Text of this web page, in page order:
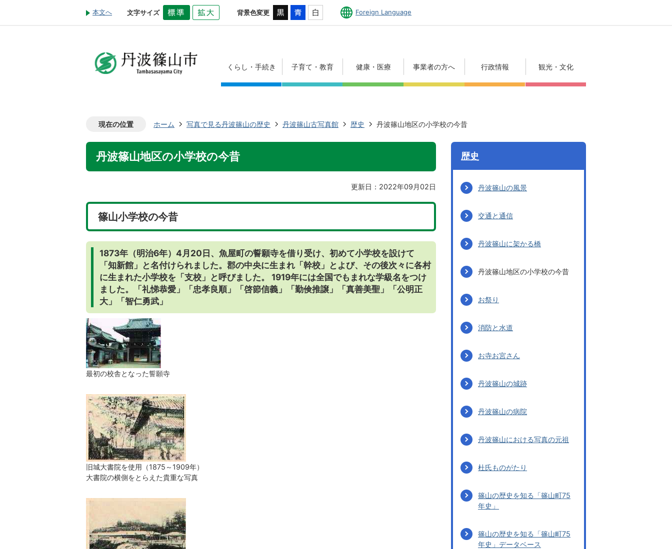
本文へ 文字サイズ 背景色変更 Foreign Language
くらし・手続き 子育て・教育 健康・医療 事業者の方へ 行政情報 観光・文化
現在の位置 ホーム 写真で見る丹波篠山の歴史 丹波篠山古写真館 歴史 丹波篠山地区の小学校の今昔
丹波篠山地区の小学校の今昔
更新日：2022年09月02日
篠山小学校の今昔
1873年（明治6年）4月20日、魚屋町の誓願寺を借り受け、初めて小学校を設けて
「知新館」と名付けられました。郡の中央に生まれ「幹校」とよび、その後次々に各村
に生まれた小学校を「支校」と呼びました。 1919年には全国でもまれな学級名をつけ
ました。「礼悌恭愛」「忠孝良順」「啓節信義」「勤倹推譲」「真善美聖」「公明正
大」「智仁勇武」
最初の校舎となった誓願寺
旧城大書院を使用（1875～1909年）
大書院の横側をとらえた貴重な写真
歴史
丹波篠山の風景
交通と通信
丹波篠山に架かる橋
丹波篠山地区の小学校の今昔
お祭り
消防と水道
お寺お宮さん
丹波篠山の城跡
丹波篠山の病院
丹波篠山における写真の元祖
杜氏ものがたり
篠山の歴史を知る「篠山町75
年史」
篠山の歴史を知る「篠山町75
年史」データベース